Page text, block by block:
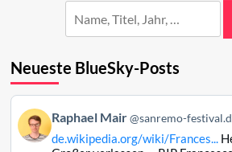
Neueste BlueSky-Posts
Beitrag
von
Raphael
Raphael Mair @sanremo-
de.wikipedia.org/wiki/Frances...